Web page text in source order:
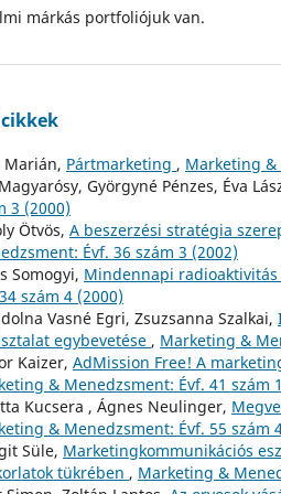
márkás portfoliójuk van.
Marián, Pártmarketing , Marketing &
Györgyné Pénzes, Éva
3 (2000)
Ötvös, A beszerzési stratégia
Évf. 36 szám 3 (2002)
Somogyi, Mindennapi
szám 4 (2000)
Vasné Egri, Zsuzsanna Szalkai,
egybevetése , Marketing &
Kaizer, AdMission Free! A
& Menedzsment: Évf. 41 szám
Kucsera , Ágnes Neulinger,
& Menedzsment: Évf. 55 szám
Süle, Marketingkommunikációs
tükrében , Marketing &